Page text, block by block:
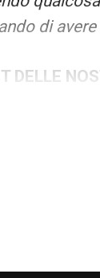
di
DELLE